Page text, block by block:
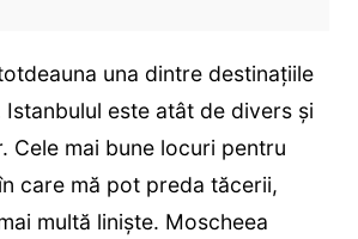
una dintre destinațiile
este atât de divers și
Cele mai bune locuri pentru
care mă pot preda tăcerii,
multă liniște. Moscheea